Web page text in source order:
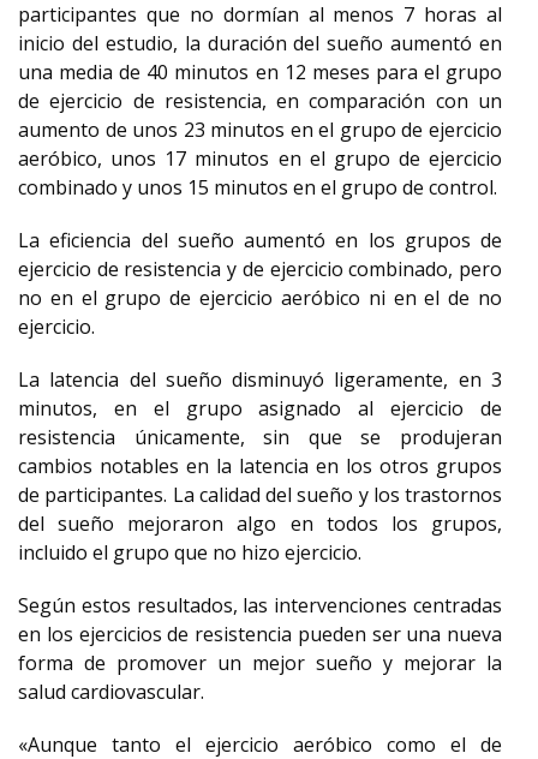
participantes que no dormían al menos 7 horas al
inicio del estudio, la duración del sueño aumentó en
una media de 40 minutos en 12 meses para el grupo
de ejercicio de resistencia, en comparación con un
aumento de unos 23 minutos en el grupo de ejercicio
aeróbico, unos 17 minutos en el grupo de ejercicio
combinado y unos 15 minutos en el grupo de control.
La eficiencia del sueño aumentó en los grupos de
ejercicio de resistencia y de ejercicio combinado, pero
no en el grupo de ejercicio aeróbico ni en el de no
ejercicio.
La latencia del sueño disminuyó ligeramente, en 3
minutos, en el grupo asignado al ejercicio de
resistencia únicamente, sin que se produjeran
cambios notables en la latencia en los otros grupos
de participantes. La calidad del sueño y los trastornos
del sueño mejoraron algo en todos los grupos,
incluido el grupo que no hizo ejercicio.
Según estos resultados, las intervenciones centradas
en los ejercicios de resistencia pueden ser una nueva
forma de promover un mejor sueño y mejorar la
salud cardiovascular.
«Aunque tanto el ejercicio aeróbico como el de